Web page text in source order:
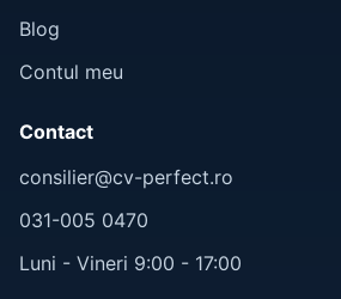
Blog
Contul meu
Contact
consilier@cv-perfect.ro
031-005 0470
Luni - Vineri 9:00 - 17:00